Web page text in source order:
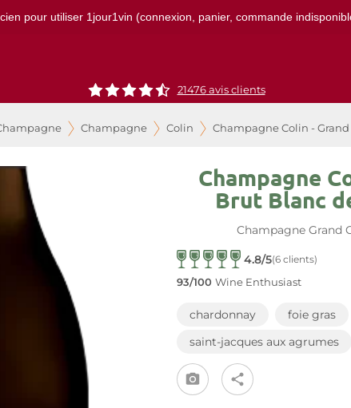
pour utiliser 1jour1vin (connexion, panier, commande
21476avis clients
Champagne Colin Champagne Colin -
Champagne
Brut Blanc
Champagne Grand
4.8/5(6 clients)
93/100 Wine Enthusiast
chardonnay
foie gras
saint-jacques aux agrumes